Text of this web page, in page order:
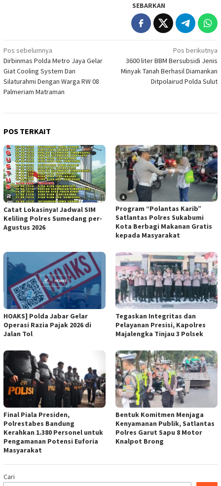
SEBARKAN
Navigasi
pos
Pos sebelumnya
Dirbinmas Polda Metro Jaya Gelar
Giat Cooling System Dan
Silaturahmi Dengan Warga RW 08
Palmeriam Matraman
Pos berikutnya
3600 liter BBM Bersubsidi Jenis
Minyak Tanah Berhasil Diamankan
Ditpolairud Polda Sulut
POS TERKAIT
Catat Lokasinya! Jadwal SIM
Keliling Polres Sumedang per-
Agustus 2026
Program “Polantas Karib”
Satlantas Polres Sukabumi
Kota Berbagi Makanan Gratis
kepada Masyarakat
HOAKS] Polda Jabar Gelar
Operasi Razia Pajak 2026 di
Jalan Tol
Tegaskan Integritas dan
Pelayanan Presisi, Kapolres
Majalengka Tinjau 3 Polsek
Final Piala Presiden,
Polrestabes Bandung
Kerahkan 1.380 Personel untuk
Pengamanan Potensi Euforia
Masyarakat
Bentuk Komitmen Menjaga
Kenyamanan Publik, Satlantas
Polres Garut Sapu 8 Motor
Knalpot Brong
Cari